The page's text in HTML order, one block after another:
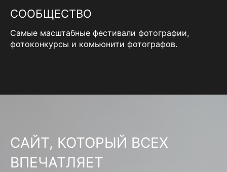
СООБЩЕСТВО
Самые масштабные фестивали фотографии,
фотоконкурсы и комьюнити фотографов.
САЙТ, КОТОРЫЙ ВСЕХ
ВПЕЧАТЛЯЕТ